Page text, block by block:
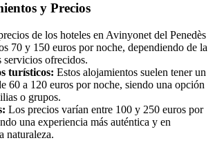
y Precios
de los hoteles en Avinyonet del Penedès
70 y 150 euros por noche, dependiendo de la
servicios ofrecidos.
turísticos: Estos alojamientos suelen tener un
60 a 120 euros por noche, siendo una opción
o grupos.
Los precios varían entre 100 y 250 euros por
una experiencia más auténtica y en
naturaleza.